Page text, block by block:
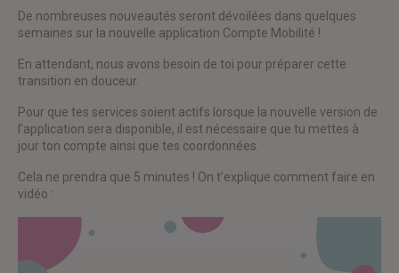
De nombreuses nouveautés seront dévoilées dans quelques
semaines sur la nouvelle application Compte Mobilité !
En attendant, nous avons besoin de toi pour préparer cette
transition en douceur.
Pour que tes services soient actifs lorsque la nouvelle version de
l’application sera disponible, il est nécessaire que tu mettes à
jour ton compte ainsi que tes coordonnées.
Cela ne prendra que 5 minutes ! On t’explique comment faire en
vidéo :